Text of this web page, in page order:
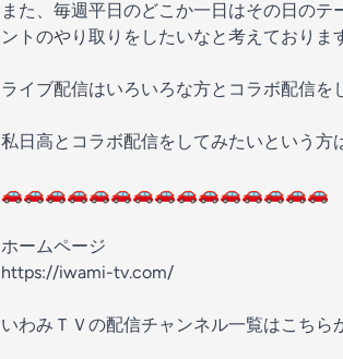
また、毎週平日のどこか一日はその日の
ントのやり取りをしたいなと考えておりま
ライブ配信はいろいろな方とコラボ配信を
私日高とコラボ配信をしてみたいという
🚗🚗🚗🚗🚗🚗🚗🚗🚗🚗🚗🚗🚗🚗🚗
ホームページ
https://iwami-tv.com/
いわみＴＶの配信チャンネル一覧はこちら